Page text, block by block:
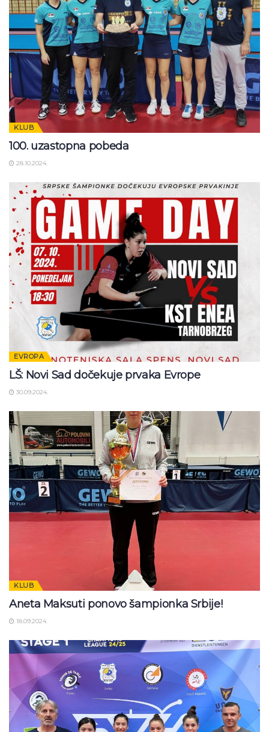
KLUB
100. uzastopna pobeda
28.10.2024.
EVROPA
LŠ: Novi Sad dočekuje prvaka Evrope
30.09.2024.
KLUB
Aneta Maksuti ponovo šampionka Srbije!
18.09.2024.